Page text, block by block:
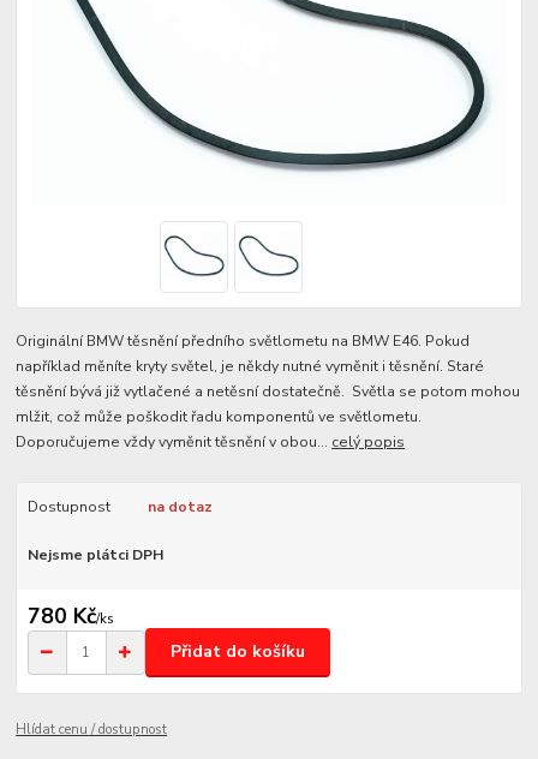
Originální BMW těsnění předního světlometu na BMW E46. Pokud
například měníte kryty světel, je někdy nutné vyměnit i těsnění. Staré
těsnění bývá již vytlačené a netěsní dostatečně. Světla se potom mohou
mlžit, což může poškodit řadu komponentů ve světlometu.
Doporučujeme vždy vyměnit těsnění v obou... celý popis
Dostupnost na dotaz
Nejsme plátci DPH
780 Kč/ks
Přidat do košíku
Hlídat cenu / dostupnost